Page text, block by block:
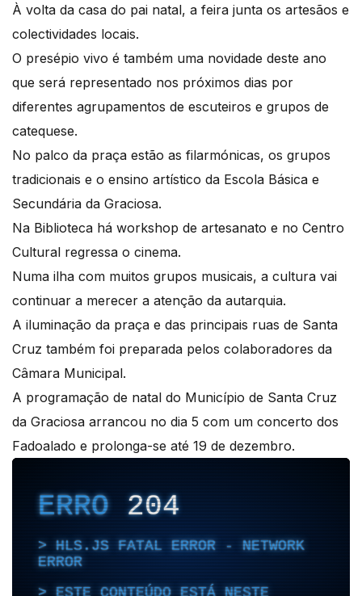
À volta da casa do pai natal, a feira junta os artesãos e
colectividades locais.
O presépio vivo é também uma novidade deste ano
que será representado nos próximos dias por
diferentes agrupamentos de escuteiros e grupos de
catequese.
No palco da praça estão as filarmónicas, os grupos
tradicionais e o ensino artístico da Escola Básica e
Secundária da Graciosa.
Na Biblioteca há workshop de artesanato e no Centro
Cultural regressa o cinema.
Numa ilha com muitos grupos musicais, a cultura vai
continuar a merecer a atenção da autarquia.
A iluminação da praça e das principais ruas de Santa
Cruz também foi preparada pelos colaboradores da
Câmara Municipal.
A programação de natal do Município de Santa Cruz
da Graciosa arrancou no dia 5 com um concerto dos
Fadoalado e prolonga-se até 19 de dezembro.